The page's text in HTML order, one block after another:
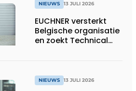
NIEUWS 13 JULI 2026
EUCHNER versterkt
Belgische organisatie
en zoekt Technical
NIEUWS 13 JULI 2026